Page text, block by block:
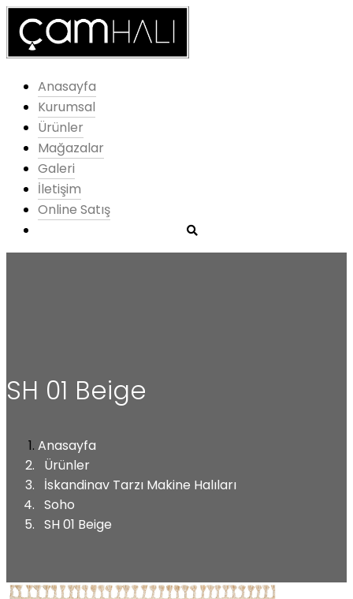
Anasayfa
Kurumsal
Ürünler
Mağazalar
Galeri
İletişim
Online Satış
SH 01 Beige
Anasayfa
Ürünler
İskandinav Tarzı Makine Halıları
Soho
SH 01 Beige